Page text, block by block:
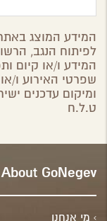
המידע המוצג
לפיתוח הנגב,
המידע ו/או קיום
שפרטי האירוע ו/
ומיקום עדכנים
ט.ל.ח
About GoNegev
מי אנחנו